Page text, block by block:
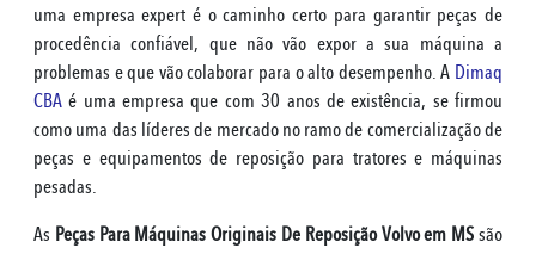
uma empresa expert é o caminho certo para garantir peças de
procedência confiável, que não vão expor a sua máquina a
problemas e que vão colaborar para o alto desempenho. A Dimaq
CBA é uma empresa que com 30 anos de existência, se firmou
como uma das líderes de mercado no ramo de comercialização de
peças e equipamentos de reposição para tratores e máquinas
pesadas.
As Peças Para Máquinas Originais De Reposição Volvo em MS são